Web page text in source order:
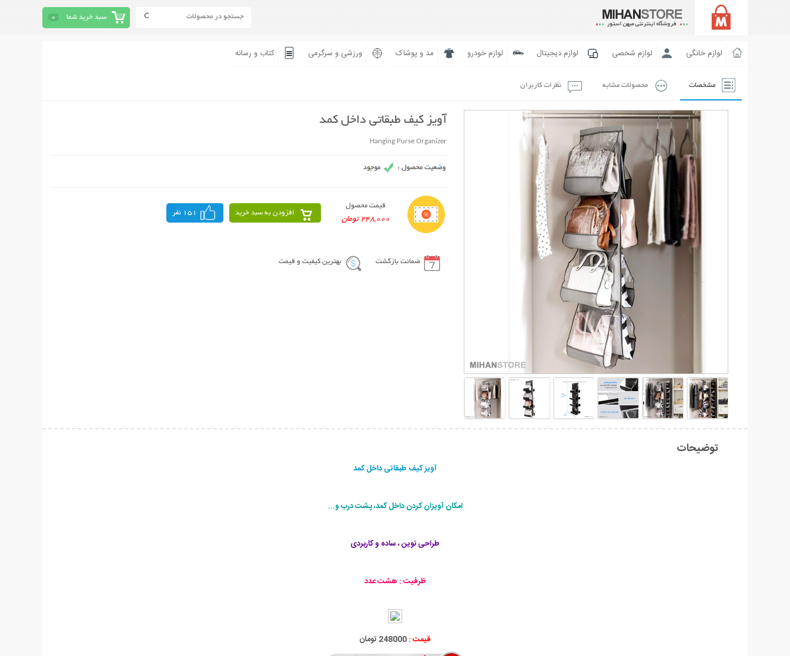
سبد خرید شما 0
لوازم خانگی لوازم شخصی لوازم دیجیتال لوازم خودرو مد و پوشاک ورزشی و سرگرمی کتاب و رسانه
مشخصات محصولات مشابه نظرات کاربران
آویز کیف طبقاتی داخل کمد
Hanging Purse Organizer
قیمت محصول
248,000 تومان
افزودن به سبد خرید 151 نفر
ضمانت بازگشت بهترین کیفیت و قیمت
توضیحات
آویز کیف طبقاتی داخل کمد
امکان آویزان کردن داخل کمد، پشت درب و...
طراحی نوین ، ساده و کاربردی
ظرفیت : هشت عدد
قیمت :248000 تومان